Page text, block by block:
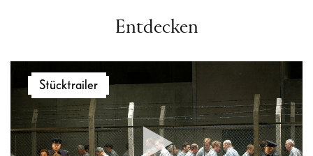
Entdecken
PlayerStücktrailer